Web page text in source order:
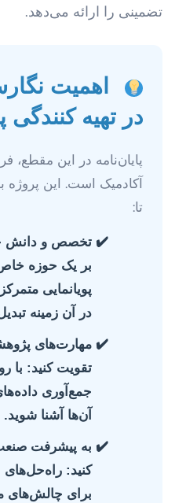
تضمینی را ارائه می‌دهد.
اهمیت
در تهیه کنندگی
پایان‌نامه در این مقطع،
آکادمیک است. این
تا:
تخصص و دانش
بر یک حوزه خاص
پویانمایی
در آن زمینه
مهارت‌های
تقویت کنید: با
جمع‌آوری
آن‌ها آشنا شوید.
به پیشرفت
کنید: راه‌حل‌های
برای چالش‌های